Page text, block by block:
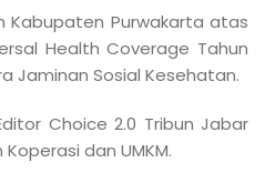
Kabupaten Purwakarta atas
Health Coverage Tahun
Jaminan Sosial Kesehatan.
Choice 2.0 Tribun Jabar
dan UMKM.